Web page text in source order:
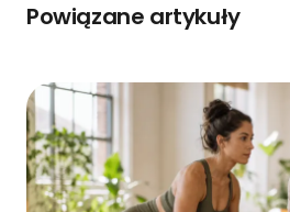
Powiązane artykuły